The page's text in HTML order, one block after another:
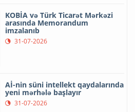
KOBİA və Türk Ticarət Mərkəzi
arasında Memorandum
imzalanıb
31-07-2026
Aİ-nin süni intellekt qaydalarında
yeni mərhələ başlayır
31-07-2026